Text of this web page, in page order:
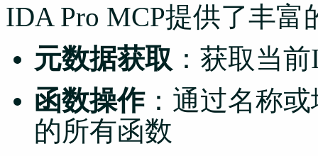
IDA Pro MCP提供了丰富
元数据获取 ：获取当
函数操作：通过名称
的所有函数